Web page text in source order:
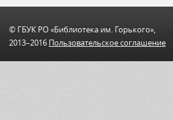
© ГБУК РО «Библиотека им. Горького»,
2013–2016 Пользовательскоe соглашениe